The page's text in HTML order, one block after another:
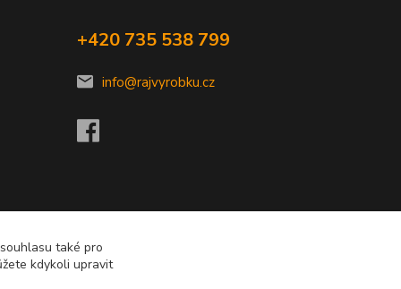
+420 735 538 799
info@rajvyrobku.cz
také pro
kdykoli upravit